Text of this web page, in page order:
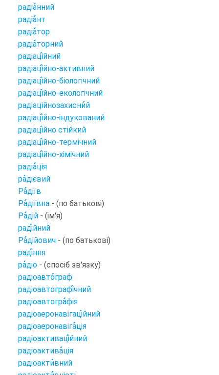
радіанний
радіант
радіатор
радіаторний
радіаційний
радіаційно-активний
радіаційно-біологічний
радіаційно-екологічний
радіаційнозахисний
радіаційно-індукований
радіаційно стійкий
радіаційно-термічний
радіаційно-хімічний
радіація
радієвий
Радіїв
Радіївна - (по батькові)
Радій - (ім'я)
радійний
Радійович - (по батькові)
радіння
радіо - (спосіб зв'язку)
радіоавтограф
радіоавтографічний
радіоавтографія
радіоаеронавігаційний
радіоаеронавігація
радіоактиваційний
радіоактивація
радіоактивний